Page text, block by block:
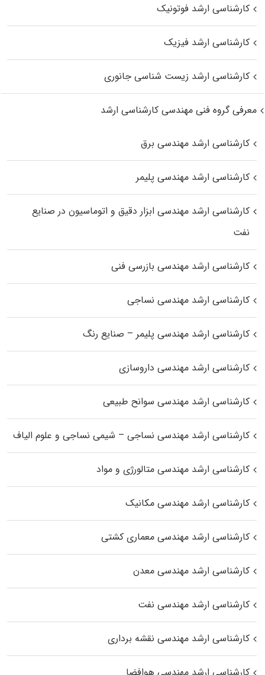
کارشناسی ارشد فوتونیک
کارشناسی ارشد فیزیک
کارشناسی ارشد زیست‌ شناسی جانوری
معرفی گروه فنی مهندسی کارشناسی ارشد
کارشناسی ارشد مهندسی برق
کارشناسی ارشد مهندسی پلیمر
کارشناسی ارشد مهندسی ابزار دقیق و اتوماسیون در صنایع
نفت
کارشناسی ارشد مهندسی بازرسی فنی
کارشناسی ارشد مهندسی نساجی
کارشناسی ارشد مهندسی پلیمر – صنایع رنگ
کارشناسی ارشد مهندسی داروسازی
کارشناسی ارشد مهندسی سوانح طبیعی
کارشناسی ارشد مهندسی نساجی – شیمی نساجی و علوم الیاف
کارشناسی ارشد مهندسی متالورژی و مواد
کارشناسی ارشد مهندسی مکانیک
کارشناسی ارشد مهندسی معماری کشتی
کارشناسی ارشد مهندسی معدن
کارشناسی ارشد مهندسی نفت
کارشناسی ارشد مهندسی نقشه برداری